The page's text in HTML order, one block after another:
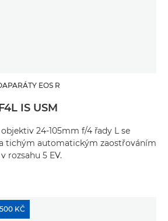
EOS R
IS USM
24-105mm f/4 řady L se
tichým automatickým zaostřováním
rozsahu 5 EV.
KČ